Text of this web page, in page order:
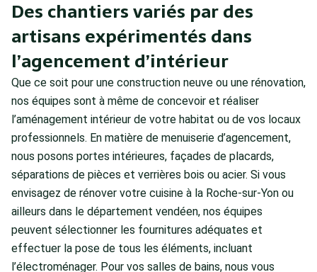
Des chantiers variés par des
artisans expérimentés dans
l’agencement d’intérieur
Que ce soit pour une construction neuve ou une rénovation,
nos équipes sont à même de concevoir et réaliser
l’aménagement intérieur de votre habitat ou de vos locaux
professionnels. En matière de menuiserie d’agencement,
nous posons portes intérieures, façades de placards,
séparations de pièces et verrières bois ou acier. Si vous
envisagez de rénover votre cuisine à la Roche-sur-Yon ou
ailleurs dans le département vendéen, nos équipes
peuvent sélectionner les fournitures adéquates et
effectuer la pose de tous les éléments, incluant
l’électroménager. Pour vos salles de bains, nous vous